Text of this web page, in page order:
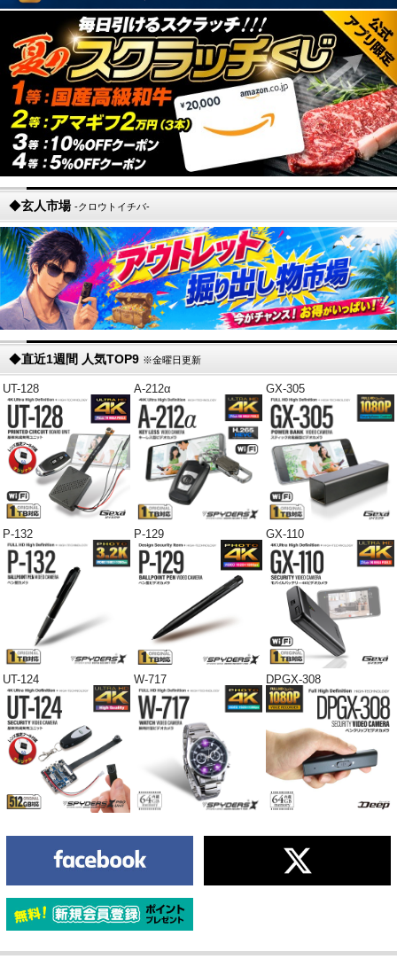
◆玄人市場 -クロウトイチバ-
◆直近1週間 人気TOP9 ※金曜日更新
UT-128 A-212α GX-305
P-132 P-129 GX-110
UT-124 W-717 DPGX-308